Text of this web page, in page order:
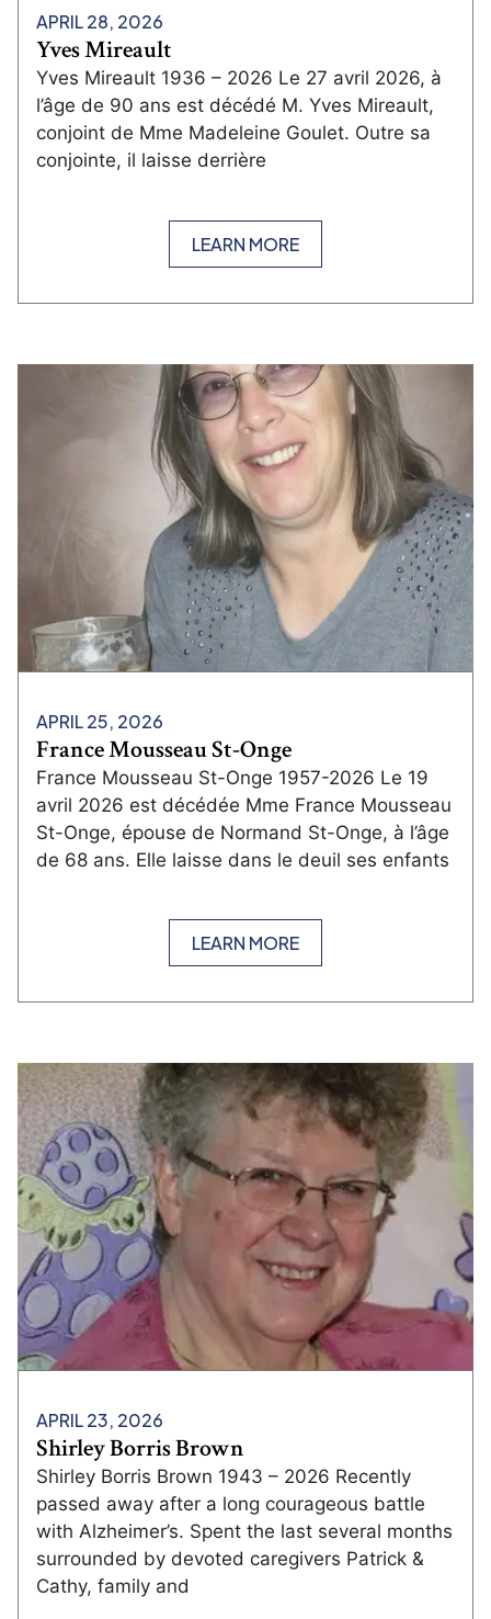
APRIL 28, 2026
Yves Mireault
Yves Mireault 1936 – 2026 Le 27 avril 2026, à
l’âge de 90 ans est décédé M. Yves Mireault,
conjoint de Mme Madeleine Goulet. Outre sa
conjointe, il laisse derrière
LEARN MORE
APRIL 25, 2026
France Mousseau St-Onge
France Mousseau St-Onge 1957-2026 Le 19
avril 2026 est décédée Mme France Mousseau
St-Onge, épouse de Normand St-Onge, à l’âge
de 68 ans. Elle laisse dans le deuil ses enfants
LEARN MORE
APRIL 23, 2026
Shirley Borris Brown
Shirley Borris Brown 1943 – 2026 Recently
passed away after a long courageous battle
with Alzheimer’s. Spent the last several months
surrounded by devoted caregivers Patrick &
Cathy, family and